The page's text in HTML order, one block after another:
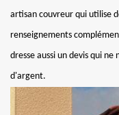
artisan couvreur qui utilise
renseignements
dresse aussi un devis qui
d'argent.